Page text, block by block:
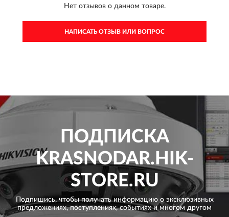
Нет отзывов о данном товаре.
НАПИСАТЬ ОТЗЫВ ИЛИ ВОПРОС
ПОДПИСКА
KRASNODAR.HIK-
STORE.RU
Подпишись, чтобы получать информацию о эксклюзивных
предложениях,поступлениях, событиях и многом другом